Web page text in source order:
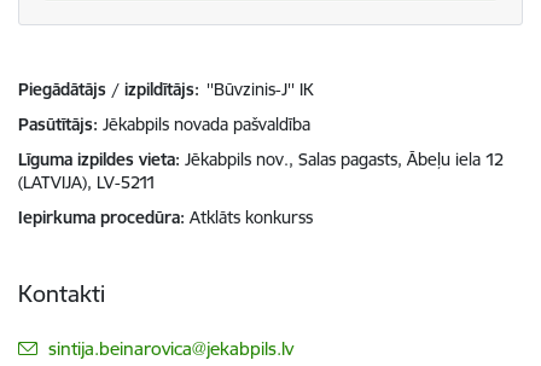
Piegādātājs / izpildītājs: ''Būvzinis-J'' IK
Pasūtītājs Jēkabpils novada pašvaldība
Līguma izpildes vieta Jēkabpils nov., Salas pagasts, Ābeļu iela 12
(LATVIJA), LV-5211
Iepirkuma procedūra Atklāts konkurss
Kontakti
E-pasts:
sintija.beinarovica@jekabpils.lv